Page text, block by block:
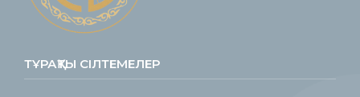
ТҰРАҚТЫ СІЛТЕМЕЛЕР